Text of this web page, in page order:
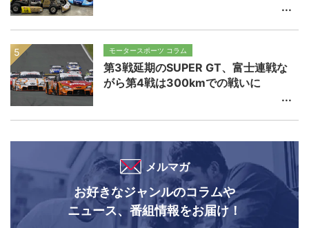
モータースポーツ コラム
第3戦延期のSUPER GT、富士連戦な
がら第4戦は300kmでの戦いに
メルマガ
お好きなジャンルのコラムや
ニュース、番組情報をお届け！